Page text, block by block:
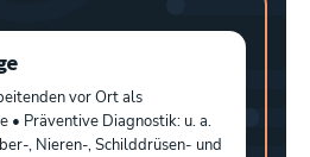
vor Ort als
• Präventive Diagnostik: u. a.
, Nieren-, Schilddrüsen- und